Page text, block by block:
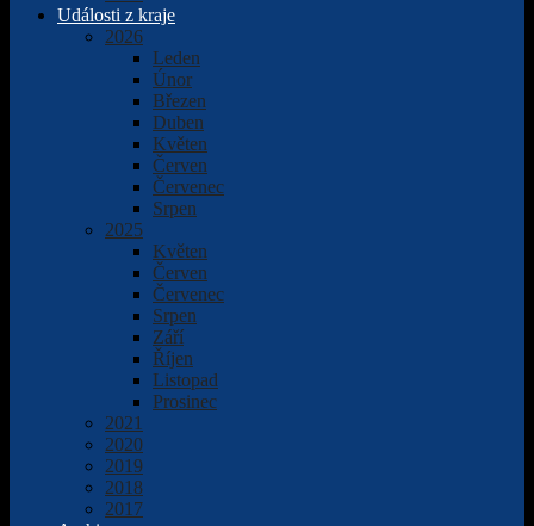
Události z kraje
2026
Leden
Únor
Březen
Duben
Květen
Červen
Červenec
Srpen
2025
Květen
Červen
Červenec
Srpen
Září
Říjen
Listopad
Prosinec
2021
2020
2019
2018
2017